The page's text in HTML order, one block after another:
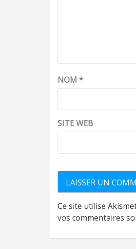
NOM *
SITE WEB
Ce site utilise
vos commentaires